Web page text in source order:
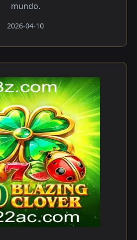
mundo.
2026-04-10